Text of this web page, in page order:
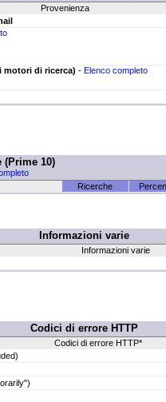
Provenienza
motori di ricerca) - Elenco completo
(Prime 10)
Ricerche
Informazioni varie
Informazioni varie
Codici di errore HTTP
Codici di errore HTTP*